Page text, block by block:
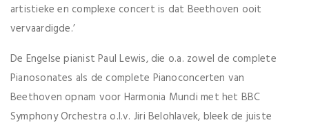
artistieke en complexe concert is dat Beethoven ooit
vervaardigde.’
De Engelse pianist Paul Lewis, die o.a. zowel de complete
Pianosonates als de complete Pianoconcerten van
Beethoven opnam voor Harmonia Mundi met het BBC
Symphony Orchestra o.l.v. Jiri Belohlavek, bleek de juiste